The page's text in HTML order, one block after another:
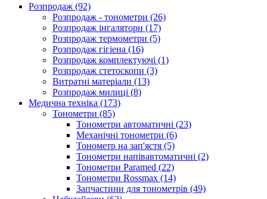
Розпродаж (92)
Розпродаж - тонометри (26)
Розпродаж інгалятори (17)
Розпродаж термометри (5)
Розпродаж гігіена (16)
Розпродаж комплектуючі (1)
Розпродаж стетоскопи (3)
Витратні матеріали (13)
Розпродаж милиці (8)
Медична техніка (173)
Тонометри (85)
Тонометри автоматичні (23)
Механічні тонометри (6)
Тонометр на зап'ястя (5)
Тонометри напівавтоматичні (2)
Тонометри Paramed (22)
Тонометри Rossmax (14)
Запчастини для тонометрів (49)